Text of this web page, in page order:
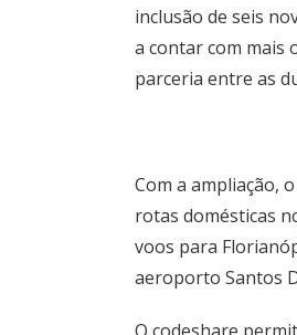
inclusão de seis
a contar com mais
parceria entre as
Com a ampliação,
rotas domésticas
voos para
aeroporto Santos